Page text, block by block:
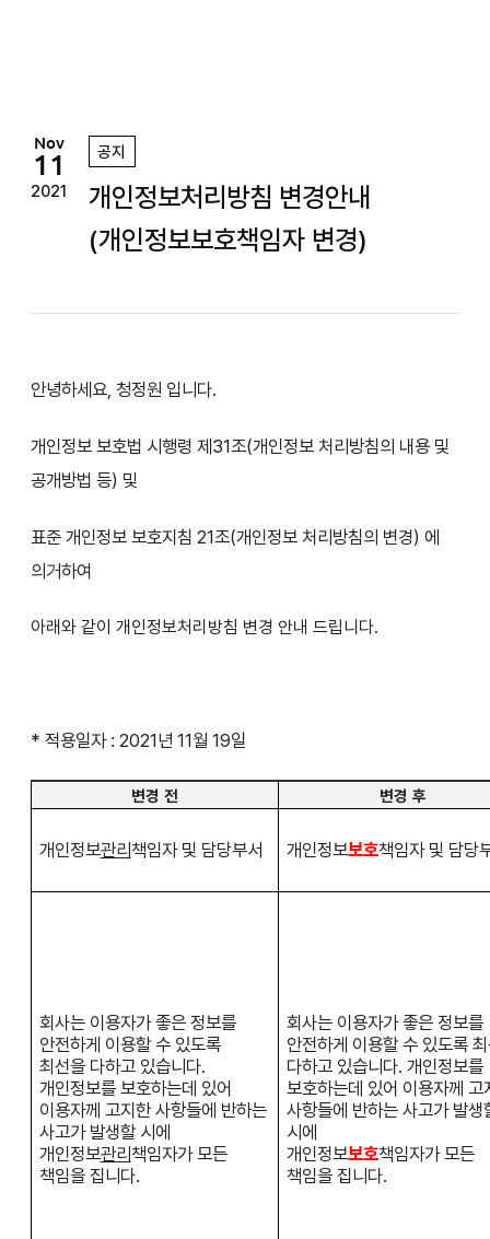
Nov
11
2021
공지
개인정보처리방침 변경안내
(개인정보보호책임자 변경)
안녕하세요, 청정원 입니다.
개인정보 보호법 시행령 제31조(개인정보 처리방침의 내용 및
공개방법 등) 및
표준 개인정보 보호지침 21조(개인정보 처리방침의 변경) 에
의거하여
아래와 같이 개인정보처리방침 변경 안내 드립니다.
* 적용일자 : 2021년 11월 19일
변경 전 변경 후
개인정보관리 책임자 및 담당부서 개인정보보호책임자 및 담당
회사는 이용자가 좋은 정보를
안전하게 이용할 수 있도록
최선을 다하고 있습니다.
개인정보를 보호하는데 있어
이용자께 고지한 사항들에 반하는
사고가 발생할 시에
개인정보관리 책임자가 모든
책임을 집니다.
회사는 이용자가 좋은 정보를
안전하게 이용할 수 있도록
다하고 있습니다. 개인정보를
보호하는데 있어 이용자께 고
사항들에 반하는 사고가 발생
시에
개인정보보호책임자가 모든
책임을 집니다.